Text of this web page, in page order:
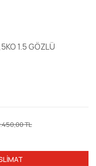
1.5 GÖZLÜ
TL